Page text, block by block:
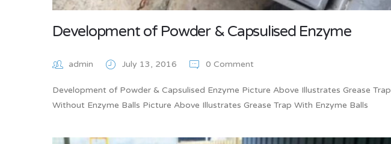
Development of Powder & Capsulised Enzyme
admin July 13, 2016 0 Comment
Development of Powder & Capsulised Enzyme Picture Above Illustrates Grease Trap
Without Enzyme Balls Picture Above Illustrates Grease Trap With Enzyme Balls